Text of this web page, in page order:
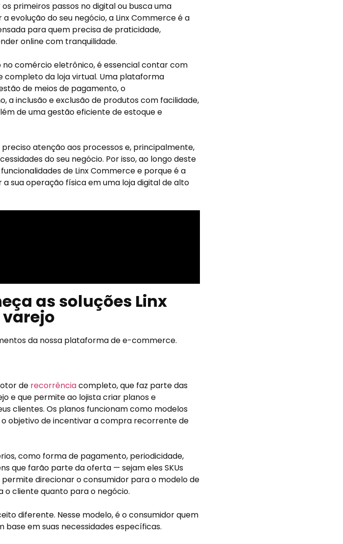
primeiros passos no digital ou busca uma
evolução do seu negócio, a Linx Commerce é a
para quem precisa de praticidade,
online com tranquilidade.
comércio eletrônico, é essencial contar com
completo da loja virtual. Uma plataforma
de meios de pagamento, o
a inclusão e exclusão de produtos com facilidade,
de uma gestão eficiente de estoque e
atenção aos processos e, principalmente,
do seu negócio. Por isso, ao longo deste
de Linx Commerce e porque é a
sua operação física em uma loja digital de alto
as soluções Linx
da nossa plataforma de e-commerce.
de recorrênciacompleto, que faz parte das
e que permite ao lojista criar planos e
clientes. Os planos funcionam como modelos
objetivo de incentivar a compra recorrente de
como forma de pagamento, periodicidade,
que farão parte da oferta — sejam eles SKUs
permite direcionar o consumidor para o modelo de
cliente quanto para o negócio.
diferente. Nesse modelo, é o consumidor quem
em suas necessidades específicas.